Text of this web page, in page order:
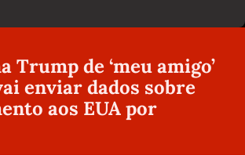
Trump de ‘meu amigo’
enviar dados sobre
aos EUA por